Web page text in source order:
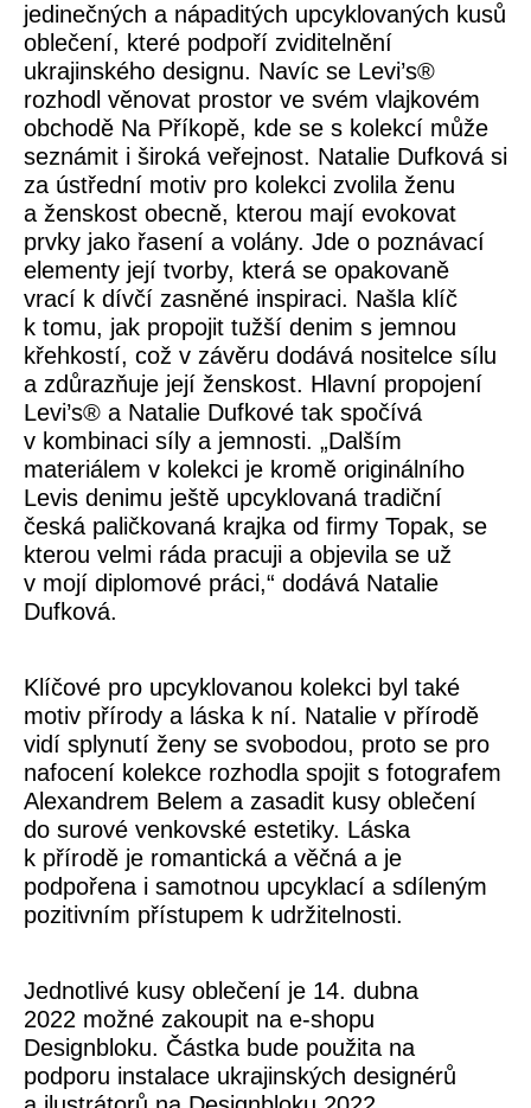
jedinečných a nápaditých upcyklovaných kusů
oblečení, které podpoří zviditelnění
ukrajinského designu. Navíc se Levi’s®
rozhodl věnovat prostor ve svém vlajkovém
obchodě Na Příkopě, kde se s kolekcí může
seznámit i široká veřejnost. Natalie Dufková si
za ústřední motiv pro kolekci zvolila ženu
a ženskost obecně, kterou mají evokovat
prvky jako řasení a volány. Jde o poznávací
elementy její tvorby, která se opakovaně
vrací k dívčí zasněné inspiraci. Našla klíč
k tomu, jak propojit tužší denim s jemnou
křehkostí, což v závěru dodává nositelce sílu
a zdůrazňuje její ženskost. Hlavní propojení
Levi’s® a Natalie Dufkové tak spočívá
v kombinaci síly a jemnosti. „Dalším
materiálem v kolekci je kromě originálního
Levis denimu ještě upcyklovaná tradiční
česká paličkovaná krajka od firmy Topak, se
kterou velmi ráda pracuji a objevila se už
v mojí diplomové práci,“ dodává Natalie
Dufková.
Klíčové pro upcyklovanou kolekci byl také
motiv přírody a láska k ní. Natalie v přírodě
vidí splynutí ženy se svobodou, proto se pro
nafocení kolekce rozhodla spojit s fotografem
Alexandrem Belem a zasadit kusy oblečení
do surové venkovské estetiky. Láska
k přírodě je romantická a věčná a je
podpořena i samotnou upcyklací a sdíleným
pozitivním přístupem k udržitelnosti.
Jednotlivé kusy oblečení je 14. dubna
2022 možné zakoupit na e-shopu
Designbloku. Částka bude použita na
podporu instalace ukrajinských designérů